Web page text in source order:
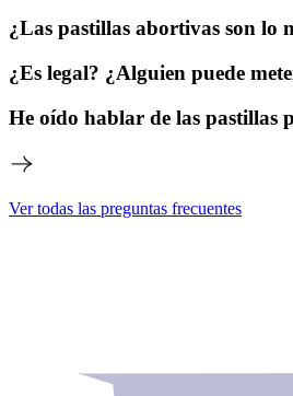
¿Las pastillas abortivas son lo
¿Es legal? ¿Alguien puede
He oído hablar de las pastillas
Ver todas las preguntas frecuentes